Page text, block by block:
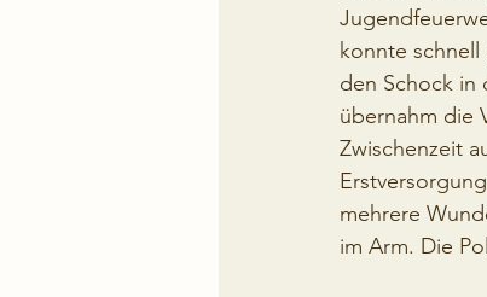
konnte
den Schock in
übernahm die
Zwischenzeit
mehrere
im Arm. Die